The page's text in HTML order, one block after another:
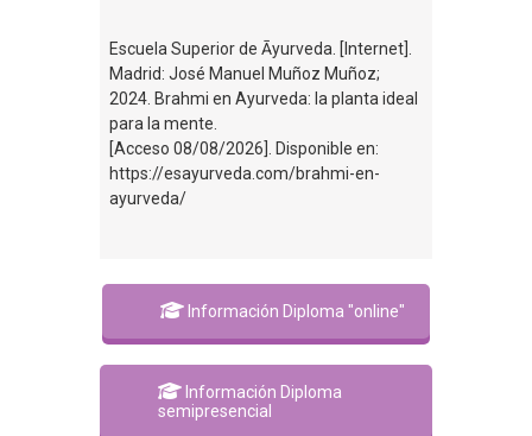
Escuela Superior de Āyurveda. [Internet].
Madrid: José Manuel Muñoz Muñoz;
2024. Brahmi en Ayurveda: la planta ideal
para la mente.
[Acceso 08/08/2026]. Disponible en:
https://esayurveda.com/brahmi-en-
ayurveda/
Información Diploma "online"
Información Diploma
semipresencial